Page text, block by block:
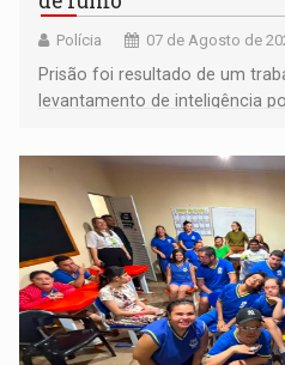
Polícia 07 de Agosto de
Prisão foi resultado de um
levantamento de inteligência